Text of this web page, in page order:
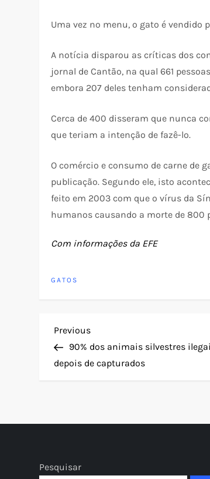
Uma vez no menu, o gato é vendido
A notícia disparou as críticas dos
jornal de Cantão, na qual 661
embora 207 deles tenham
Cerca de 400 disseram que nunca
que teriam a intenção de fazê-lo.
O comércio e consumo de carne de
publicação. Segundo ele, isto
feito em 2003 com que o vírus da
humanos causando a morte de 800
Com informações da EFE
GATOS
N
a
e
a
Previous
Post
Previous
90% dos animais silvestres
depois de capturados
Pesquisar